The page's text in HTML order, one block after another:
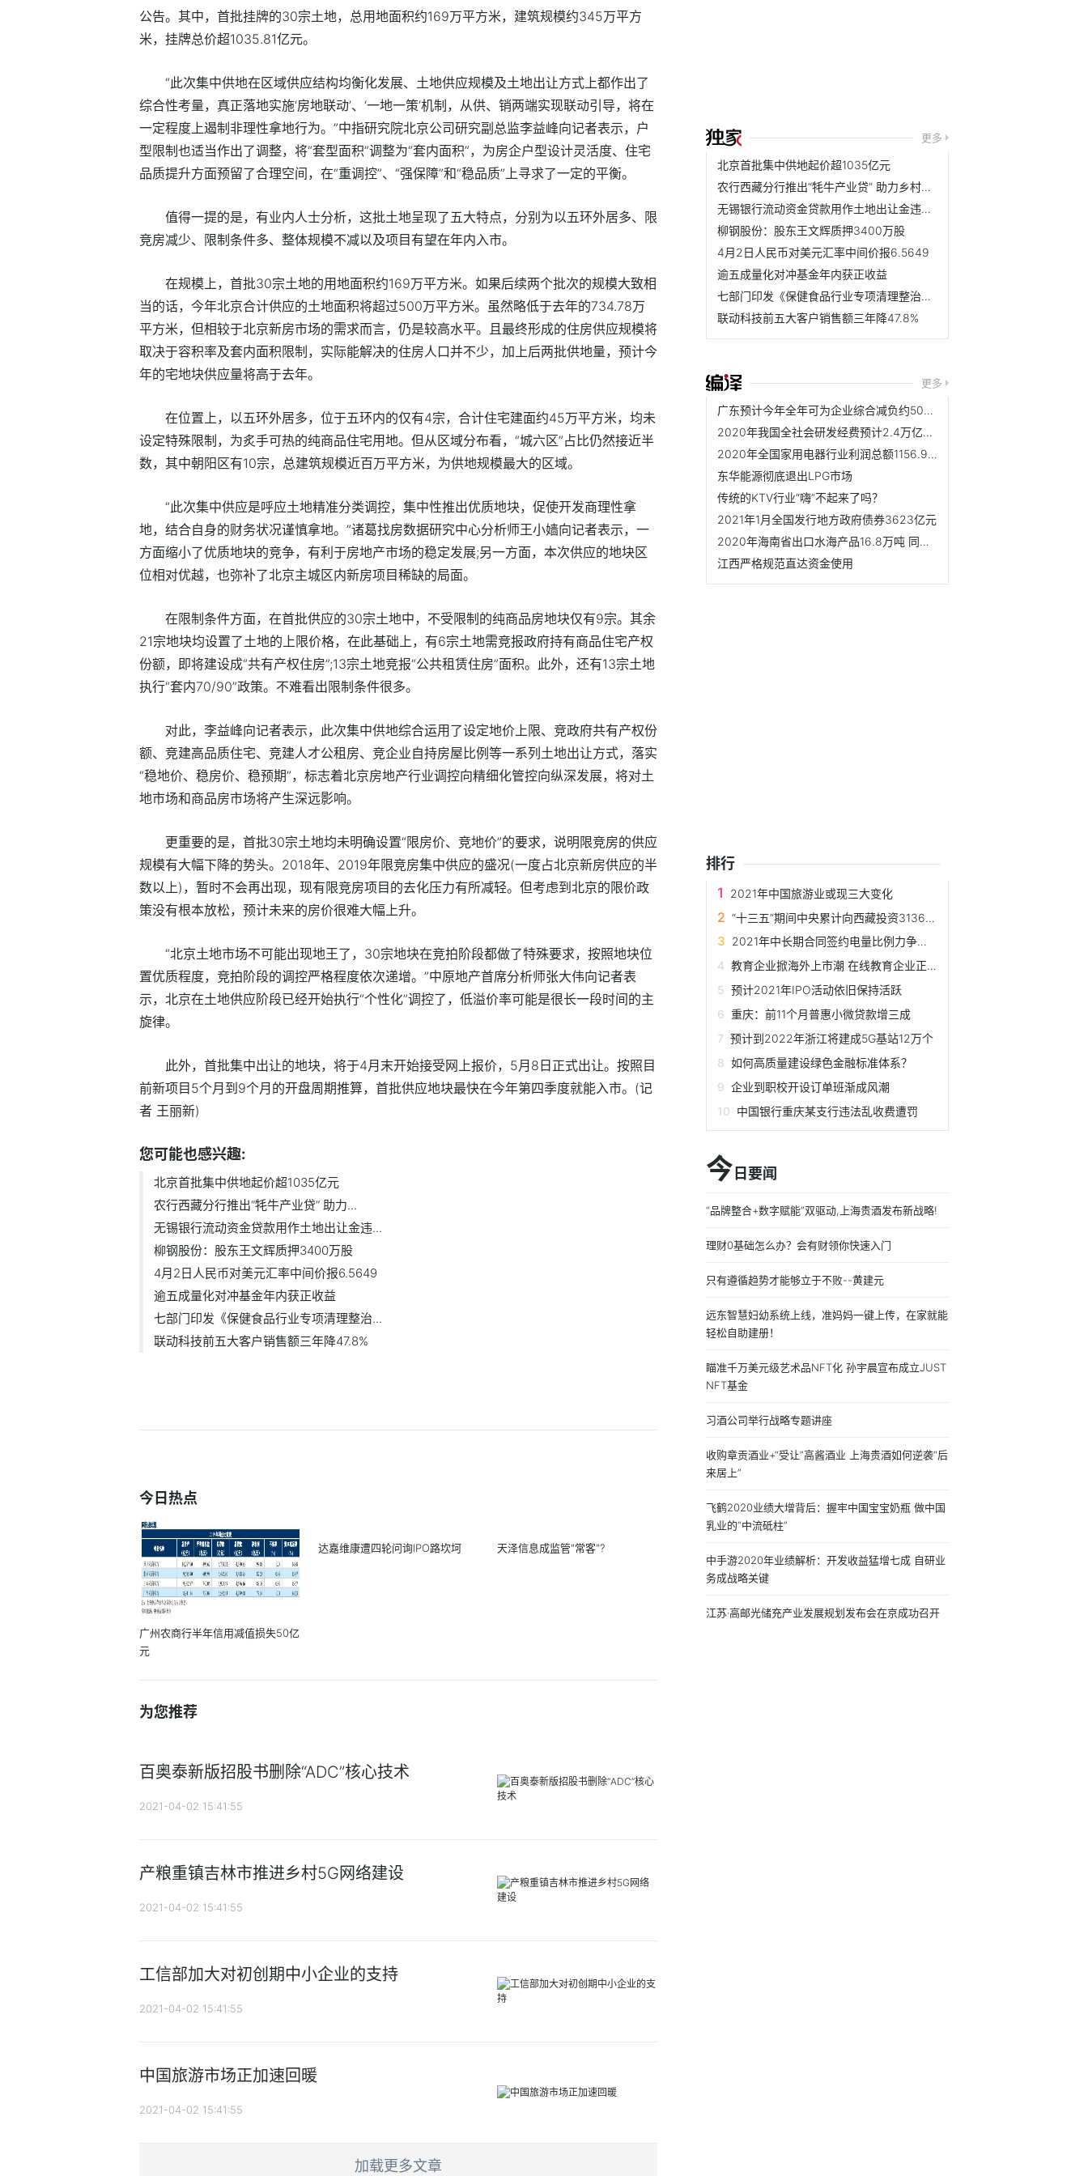
公告。其中，首批挂牌的30宗土地，总用地面积约169万平方米，建筑规模约345万平方
米，挂牌总价超1035.81亿元。
“此次集中供地在区域供应结构均衡化发展、土地供应规模及土地出让方式上都作出了
综合性考量，真正落地实施‘房地联动’、‘一地一策’机制，从供、销两端实现联动引导，将在
一定程度上遏制非理性拿地行为。”中指研究院北京公司研究副总监李益峰向记者表示，户
型限制也适当作出了调整，将“套型面积”调整为“套内面积”，为房企户型设计灵活度、住宅
品质提升方面预留了合理空间，在“重调控”、“强保障”和“稳品质”上寻求了一定的平衡。
值得一提的是，有业内人士分析，这批土地呈现了五大特点，分别为以五环外居多、限
竞房减少、限制条件多、整体规模不减以及项目有望在年内入市。
在规模上，首批30宗土地的用地面积约169万平方米。如果后续两个批次的规模大致相
当的话，今年北京合计供应的土地面积将超过500万平方米。虽然略低于去年的734.78万
平方米，但相较于北京新房市场的需求而言，仍是较高水平。且最终形成的住房供应规模将
取决于容积率及套内面积限制，实际能解决的住房人口并不少，加上后两批供地量，预计今
年的宅地块供应量将高于去年。
在位置上，以五环外居多，位于五环内的仅有4宗，合计住宅建面约45万平方米，均未
设定特殊限制，为炙手可热的纯商品住宅用地。但从区域分布看，“城六区”占比仍然接近半
数，其中朝阳区有10宗，总建筑规模近百万平方米，为供地规模最大的区域。
“此次集中供应是呼应土地精准分类调控，集中性推出优质地块，促使开发商理性拿
地，结合自身的财务状况谨慎拿地。”诸葛找房数据研究中心分析师王小嫱向记者表示，一
方面缩小了优质地块的竞争，有利于房地产市场的稳定发展;另一方面，本次供应的地块区
位相对优越，也弥补了北京主城区内新房项目稀缺的局面。
在限制条件方面，在首批供应的30宗土地中，不受限制的纯商品房地块仅有9宗。其余
21宗地块均设置了土地的上限价格，在此基础上，有6宗土地需竞报政府持有商品住宅产权
份额，即将建设成“共有产权住房”;13宗土地竞报“公共租赁住房”面积。此外，还有13宗土地
执行“套内70/90”政策。不难看出限制条件很多。
对此，李益峰向记者表示，此次集中供地综合运用了设定地价上限、竞政府共有产权份
额、竞建高品质住宅、竞建人才公租房、竞企业自持房屋比例等一系列土地出让方式，落实
“稳地价、稳房价、稳预期”，标志着北京房地产行业调控向精细化管控向纵深发展，将对土
地市场和商品房市场将产生深远影响。
更重要的是，首批30宗土地均未明确设置“限房价、竞地价”的要求，说明限竞房的供应
规模有大幅下降的势头。2018年、2019年限竞房集中供应的盛况(一度占北京新房供应的半
数以上)，暂时不会再出现，现有限竞房项目的去化压力有所减轻。但考虑到北京的限价政
策没有根本放松，预计未来的房价很难大幅上升。
“北京土地市场不可能出现地王了，30宗地块在竞拍阶段都做了特殊要求，按照地块位
置优质程度，竞拍阶段的调控严格程度依次递增。”中原地产首席分析师张大伟向记者表
示，北京在土地供应阶段已经开始执行“个性化”调控了，低溢价率可能是很长一段时间的主
旋律。
此外，首批集中出让的地块，将于4月末开始接受网上报价，5月8日正式出让。按照目
前新项目5个月到9个月的开盘周期推算，首批供应地块最快在今年第四季度就能入市。(记
者 王丽新)
您可能也感兴趣:
北京首批集中供地起价超1035亿元
农行西藏分行推出“牦牛产业贷” 助力...
无锡银行流动资金贷款用作土地出让金违...
柳钢股份：股东王文辉质押3400万股
4月2日人民币对美元汇率中间价报6.5649
逾五成量化对冲基金年内获正收益
七部门印发《保健食品行业专项清理整治...
联动科技前五大客户销售额三年降47.8%
今日热点
广州农商行半年信用减值损失50亿
元
达嘉维康遭四轮问询IPO路坎坷 天泽信息成监管"常客"?
为您推荐
百奥泰新版招股书删除“ADC”核心技术
2021-04-02 15:41:55
产粮重镇吉林市推进乡村5G网络建设
2021-04-02 15:41:55
工信部加大对初创期中小企业的支持
2021-04-02 15:41:55
中国旅游市场正加速回暖
2021-04-02 15:41:55
加载更多文章
更多
北京首批集中供地起价超1035亿元
农行西藏分行推出“牦牛产业贷” 助力乡村振兴
无锡银行流动资金贷款用作土地出让金违法遭罚
柳钢股份：股东王文辉质押3400万股
4月2日人民币对美元汇率中间价报6.5649
逾五成量化对冲基金年内获正收益
七部门印发《保健食品行业专项清理整治行动方案(2020-2021年)》
联动科技前五大客户销售额三年降47.8%
更多
广东预计今年全年可为企业综合减负约508亿元
2020年我国全社会研发经费预计2.4万亿元左右
2020年全国家用电器行业利润总额1156.9亿元 同比下降5.6%
东华能源彻底退出LPG市场
传统的KTV行业“嗨”不起来了吗？
2021年1月全国发行地方政府债券3623亿元
2020年海南省出口水海产品16.8万吨 同比增长7.2%
江西严格规范直达资金使用
排行
2021年中国旅游业或现三大变化
“十三五”期间中央累计向西藏投资3136亿元
2021年中长期合同签约电量比例力争达到90%至95%
教育企业掀海外上市潮 在线教育企业正在加速证券化
预计2021年IPO活动依旧保持活跃
重庆：前11个月普惠小微贷款增三成
预计到2022年浙江将建成5G基站12万个
如何高质量建设绿色金融标准体系？
企业到职校开设订单班渐成风潮
中国银行重庆某支行违法乱收费遭罚
今 日要闻
“品牌整合+数字赋能”双驱动,上海贵酒发布新战略!
理财0基础怎么办？会有财领你快速入门
只有遵循趋势才能够立于不败--黄建元
远东智慧妇幼系统上线，准妈妈一键上传，在家就能
轻松自助建册！
瞄准千万美元级艺术品NFT化 孙宇晨宣布成立JUST
NFT基金
习酒公司举行战略专题讲座
收购章贡酒业+“受让”高酱酒业 上海贵酒如何逆袭“后
来居上”
飞鹤2020业绩大增背后：握牢中国宝宝奶瓶 做中国
乳业的“中流砥柱”
中手游2020年业绩解析：开发收益猛增七成 自研业
务成战略关键
江苏·高邮光储充产业发展规划发布会在京成功召开